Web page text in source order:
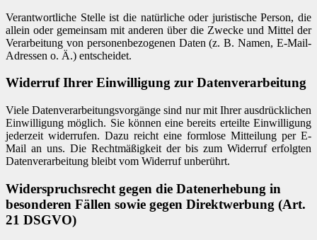
Verantwortliche Stelle ist die natürliche oder juristische Person, die
allein oder gemeinsam mit anderen über die Zwecke und Mittel der
Verarbeitung von personenbezogenen Daten (z. B. Namen, E-Mail-
Adressen o. Ä.) entscheidet.
Widerruf Ihrer Einwilligung zur Datenverarbeitung
Viele Datenverarbeitungsvorgänge sind nur mit Ihrer ausdrücklichen
Einwilligung möglich. Sie können eine bereits erteilte Einwilligung
jederzeit widerrufen. Dazu reicht eine formlose Mitteilung per E-
Mail an uns. Die Rechtmäßigkeit der bis zum Widerruf erfolgten
Datenverarbeitung bleibt vom Widerruf unberührt.
Widerspruchsrecht gegen die Datenerhebung in
besonderen Fällen sowie gegen Direktwerbung (Art.
21 DSGVO)